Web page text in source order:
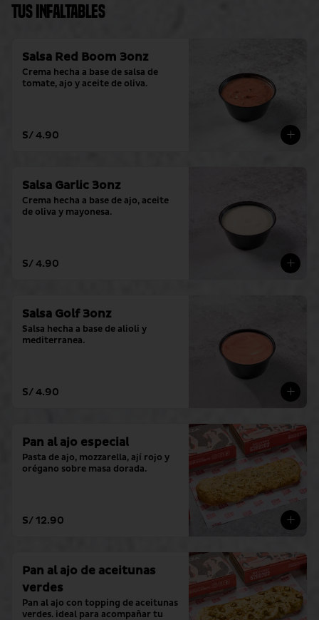
Tus Infaltables
Salsa Red Boom 3onz
Crema hecha a base de salsa de
tomate, ajo y aceite de oliva.
S/ 4.90
Salsa Garlic 3onz
Crema hecha a base de ajo, aceite
de oliva y mayonesa.
S/ 4.90
Salsa Golf 3onz
Salsa hecha a base de alioli y
mediterranea.
S/ 4.90
Pan al ajo especial
Pasta de ajo, mozzarella, ají rojo y
orégano sobre masa dorada.
S/ 12.90
Pan al ajo de aceitunas
verdes
Pan al ajo con topping de aceitunas
verdes. ideal para acompañar tu